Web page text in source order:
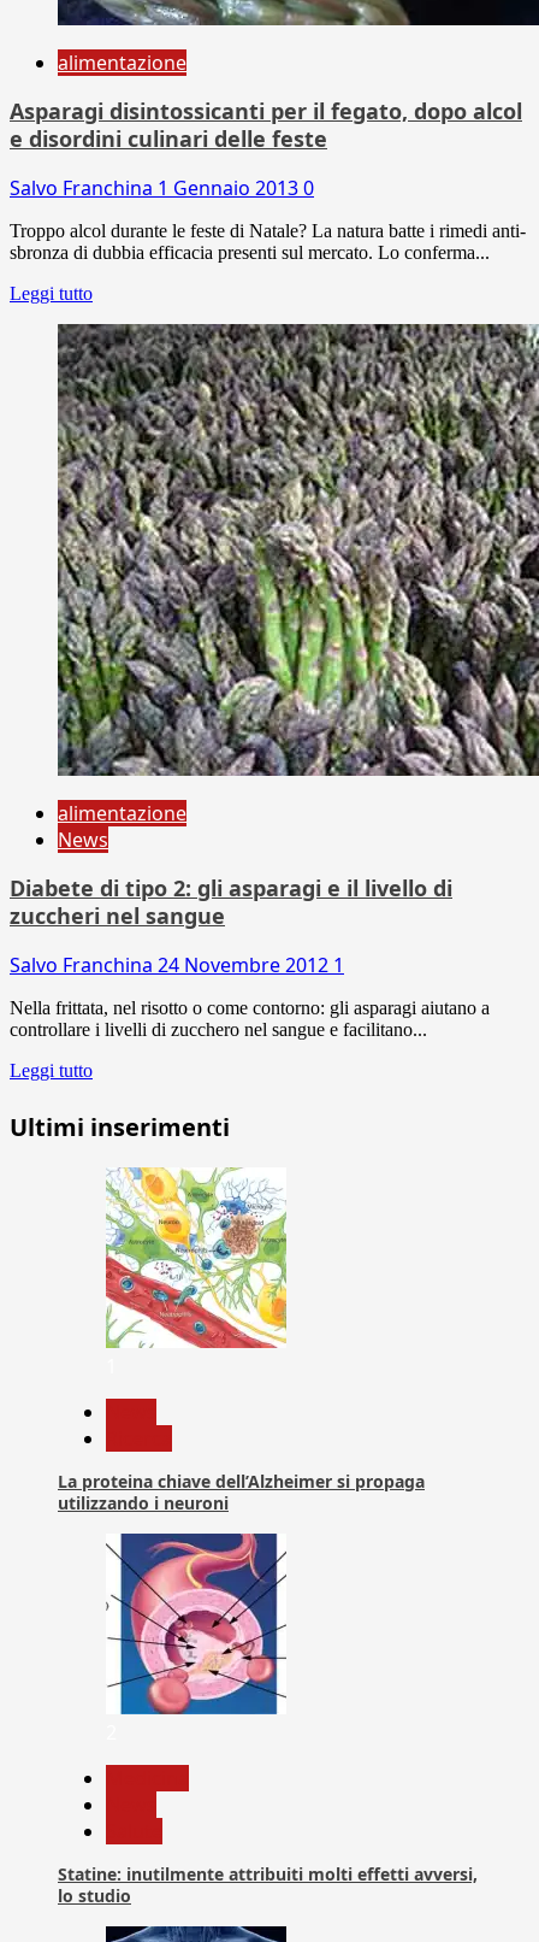
alimentazione
Asparagi disintossicanti per il fegato, dopo alcol
e disordini culinari delle feste
Salvo Franchina 1 Gennaio 20130
Troppo alcol durante le feste di Natale? La natura batte i rimedi anti-
sbronza di dubbia efficacia presenti sul mercato. Lo conferma...
Leggi tutto
alimentazione
News
Diabete di tipo 2: gli asparagi e il livello di
zuccheri nel sangue
Salvo Franchina 24 Novembre 2012 1
Nella frittata, nel risotto o come contorno: gli asparagi aiutano a
controllare i livelli di zucchero nel sangue e facilitano...
Leggi tutto
Ultimi inserimenti
La proteina chiave dell’Alzheimer si propaga
utilizzando i neuroni
Statine: inutilmente attribuiti molti effetti avversi,
lo studio